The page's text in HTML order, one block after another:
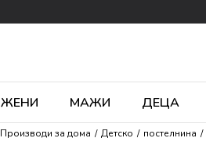
ЖЕНИ МАЖИ ДЕЦА
Производи за дома Детско постелнина